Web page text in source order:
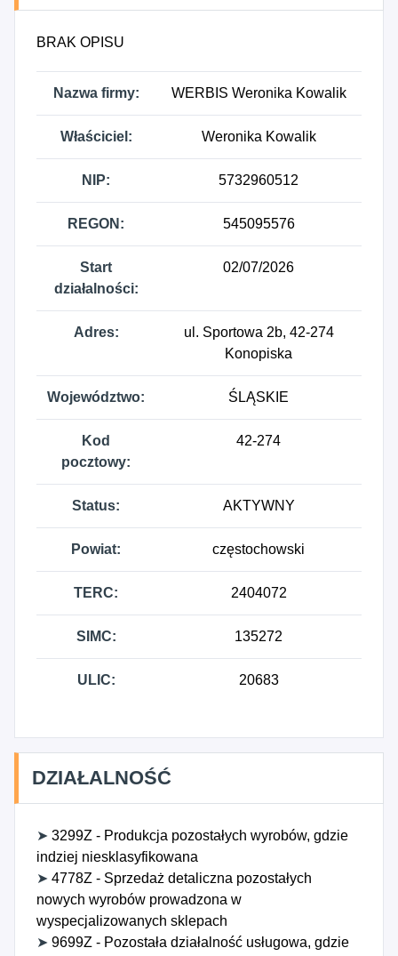
BRAK OPISU
Nazwa firmy: WERBIS Weronika Kowalik
Właściciel: Weronika Kowalik
NIP: 5732960512
REGON: 545095576
Start
działalności:
02/07/2026
Adres:
ul. Sportowa 2b, 42-274
Konopiska
Województwo: ŚLĄSKIE
Kod
pocztowy:
42-274
Status: AKTYWNY
Powiat: częstochowski
TERC: 2404072
SIMC: 135272
ULIC: 20683
DZIAŁALNOŚĆ
➤ 3299Z - Produkcja pozostałych wyrobów, gdzie
indziej niesklasyfikowana
➤ 4778Z - Sprzedaż detaliczna pozostałych
nowych wyrobów prowadzona w
wyspecjalizowanych sklepach
➤ 9699Z - Pozostała działalność usługowa, gdzie